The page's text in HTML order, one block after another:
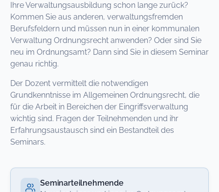
Ihre Verwaltungsausbildung schon lange zurück?
Kommen Sie aus anderen, verwaltungsfremden
Berufsfeldern und müssen nun in einer kommunalen
Verwaltung Ordnungsrecht anwenden? Oder sind Sie
neu im Ordnungsamt? Dann sind Sie in diesem Seminar
genau richtig.
Der Dozent vermittelt die notwendigen
Grundkenntnisse im Allgemeinen Ordnungsrecht, die
für die Arbeit in Bereichen der Eingriffsverwaltung
wichtig sind. Fragen der Teilnehmenden und ihr
Erfahrungsaustausch sind ein Bestandteil des
Seminars.
Seminarteilnehmende